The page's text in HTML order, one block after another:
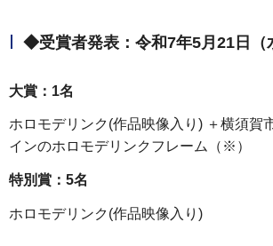
◆受賞者発表：令和7年5月21日（
大賞：1名
ホロモデリンク(作品映像入り) ＋横須賀
インのホロモデリンクフレーム（※）
特別賞：5名
ホロモデリンク(作品映像入り)